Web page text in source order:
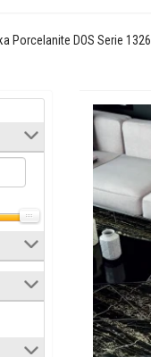
Porcelanite DOS Serie 1326